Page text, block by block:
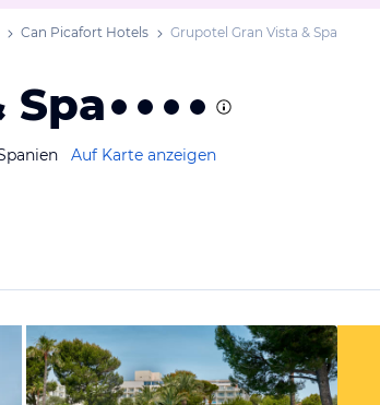
Can Picafort Hotels Grupotel Gran Vista & Spa
Spa
Auf Karte anzeigen